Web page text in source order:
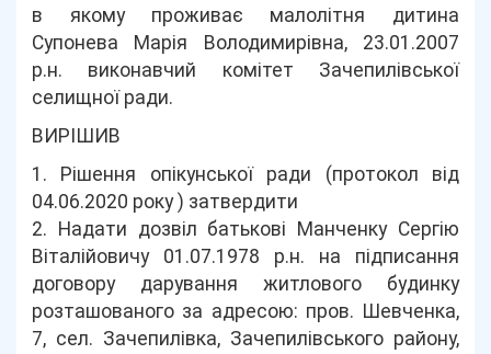
в якому проживає малолітня дитина
Супонева Марія Володимирівна, 23.01.2007
р.н. виконавчий комітет Зачепилівської
селищної ради.
ВИРІШИВ
1. Рішення опікунської ради (протокол від
04.06.2020 року ) затвердити
2. Надати дозвіл батькові Манченку Сергію
Віталійовичу 01.07.1978 р.н. на підписання
договору дарування житлового будинку
розташованого за адресою: пров. Шевченка,
7, сел. Зачепилівка, Зачепилівського району,